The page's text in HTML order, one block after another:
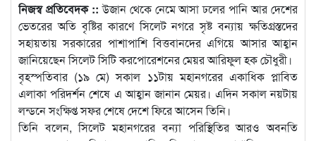
নিজস্ব প্রতিবেদক ::উজান থেকে নেমে আসা ঢলের পানি আর দেশের
ভেতরের অতি বৃষ্টির কারণে সিলেট নগরে সৃষ্ট বন্যায় ক্ষতিগ্রস্তদের
সহায়তায় সরকারের পাশাপাশি বিত্তবানদের এগিয়ে আসার আহ্বান
জানিয়েছেন সিলেট সিটি করপোরেশনের মেয়র আরিফুল হক চৌধুরী।
বৃহস্পতিবার (১৯ মে) সকাল ১১টায় মহানগরের একাধিক প্লাবিত
এলাকা পরিদর্শন শেষে এ আহ্বান জানান মেয়র। এদিন সকাল নয়টায়
লন্ডনে সংক্ষিপ্ত সফর শেষে দেশে ফিরে আসেন তিনি।
তিনি বলেন, সিলেট মহানগরের বন্যা পরিস্থিতির আরও অবনতি